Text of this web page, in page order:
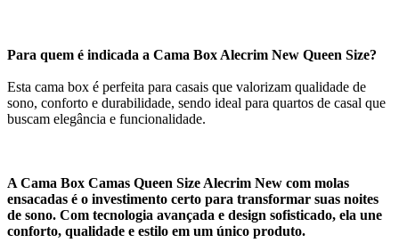
Para quem é indicada a Cama Box Alecrim New Queen Size?
Esta cama box é perfeita para casais que valorizam qualidade de
sono, conforto e durabilidade, sendo ideal para quartos de casal que
buscam elegância e funcionalidade.
A Cama Box Camas Queen Size Alecrim New com molas
ensacadas é o investimento certo para transformar suas noites
de sono. Com tecnologia avançada e design sofisticado, ela une
conforto, qualidade e estilo em um único produto.